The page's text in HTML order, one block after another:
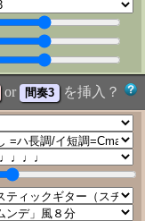
or
を挿入？